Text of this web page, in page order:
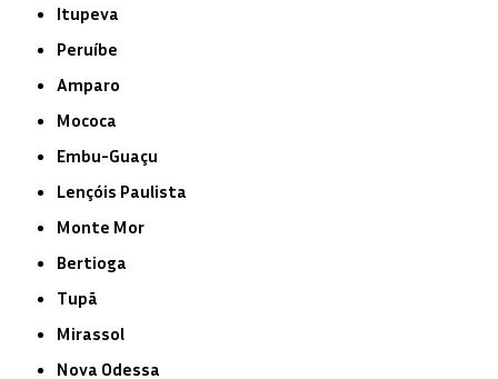
Itupeva
Peruíbe
Amparo
Mococa
Embu-Guaçu
Lençóis Paulista
Monte Mor
Bertioga
Tupã
Mirassol
Nova Odessa